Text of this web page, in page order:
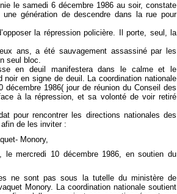
le samedi 6 décembre 1986 au soir, constate
génération de descendre dans la rue pour
la répression policière. Il porte, seul, la
ans, a été sauvagement assassiné par les
seul bloc.
en deuil manifestera dans le calme et le
en signe de deuil. La coordination nationale
1986( jour de réunion du Conseil des
à la répression, et sa volonté de voir retiré
pour rencontrer les directions nationales des
de les inviter :
Monory,
mercredi 10 décembre 1986, en soutien du
ne sont pas sous la tutelle du ministère de
Monory. La coordination nationale soutient